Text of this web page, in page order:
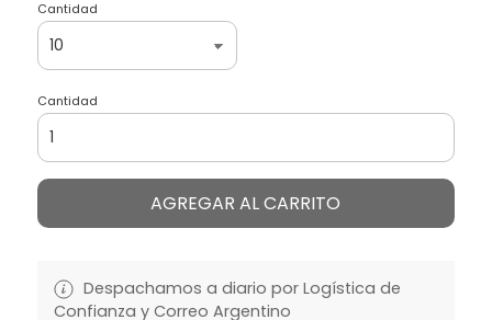
Cantidad
Cantidad
AGREGAR AL CARRITO
Despachamos a diario por Logística de
Confianza y Correo Argentino